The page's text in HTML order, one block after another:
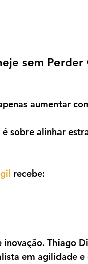
sem
aumentar
sobre alinhar
recebe:
Thiago
em agilidade e